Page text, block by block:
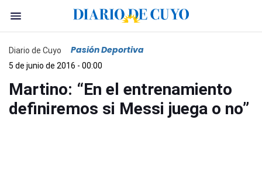
Diario de Cuyo Pasión Deportiva
5 de junio de 2016 - 00:00
Martino: “En el entrenamiento
definiremos si Messi juega o no”